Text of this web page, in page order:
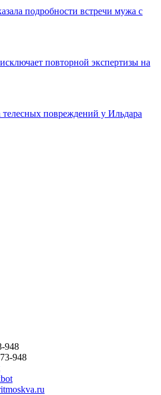
подробности встречи мужа с
повторной экспертизы на
повреждений у Ильдара
948
948